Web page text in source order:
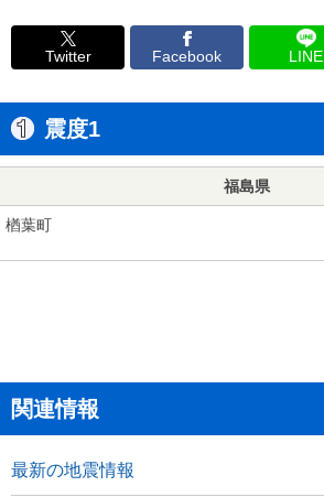
Twitter Facebook LINE
震度1
福島県
楢葉町
関連情報
最新の地震情報